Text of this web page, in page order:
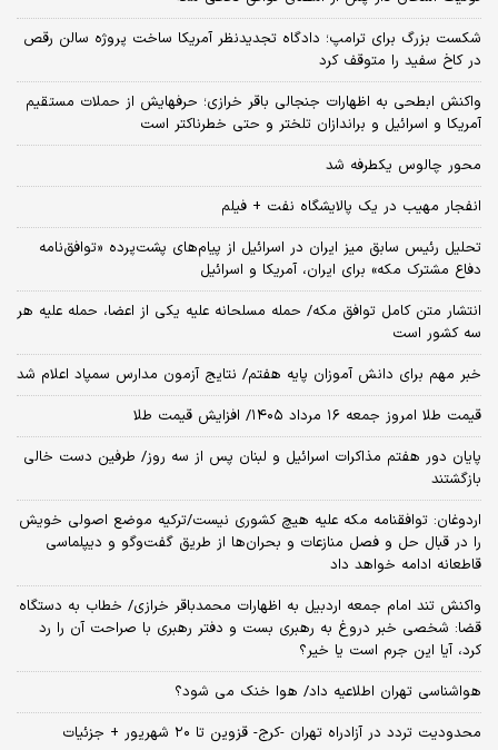
شکست بزرگ برای ترامپ؛ دادگاه تجدیدنظر آمریکا ساخت پروژه سالن رقص
در کاخ سفید را متوقف کرد
واکنش ابطحی به اظهارات جنجالی باقر خرازی؛ حرفهایش از حملات مستقیم
آمریکا و اسرائیل و براندازان تلختر و حتی خطرناکتر است
محور چالوس یکطرفه شد
انفجار مهیب در یک پالایشگاه نفت + فیلم
تحلیل رئیس سابق میز ایران در اسرائیل از پیام‌های پشت‌پرده «توافق‌نامه
دفاع مشترک مکه» برای ایران، آمریکا و اسرائیل
انتشار متن کامل توافق مکه/ حمله مسلحانه علیه یکی از اعضا، حمله علیه هر
سه کشور است
خبر مهم برای دانش آموزان پایه هفتم/ نتایج آزمون مدارس سمپاد اعلام شد
قیمت طلا امروز جمعه ۱۶ مرداد ۱۴۰۵/ افزایش قیمت طلا
پایان دور هفتم مذاکرات اسرائیل و لبنان پس از سه روز/ طرفین دست خالی
بازگشتند
اردوغان: توافقنامه مکه علیه هیچ کشوری نیست/ترکیه موضع اصولی خویش
را در قبال حل و فصل منازعات و بحران‌ها از طریق گفت‌وگو و دیپلماسی
قاطعانه ادامه خواهد داد
واکنش تند امام جمعه اردبیل به اظهارات محمدباقر خرازی/ خطاب به دستگاه
قضا: شخصی خبر دروغ به رهبری بست و دفتر رهبری با صراحت آن را رد
کرد، آیا این جرم است یا خیر؟
هواشناسی تهران اطلاعیه داد/ هوا خنک می شود؟
محدودیت تردد در آزادراه تهران -کرج- قزوین تا ۲۰ شهریور + جزئیات